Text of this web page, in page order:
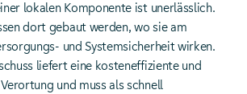
lokalen Komponente ist unerlässlich.
dort gebaut werden, wo sie am
und Systemsicherheit wirken.
liefert eine kosteneffiziente und
und muss als schnell